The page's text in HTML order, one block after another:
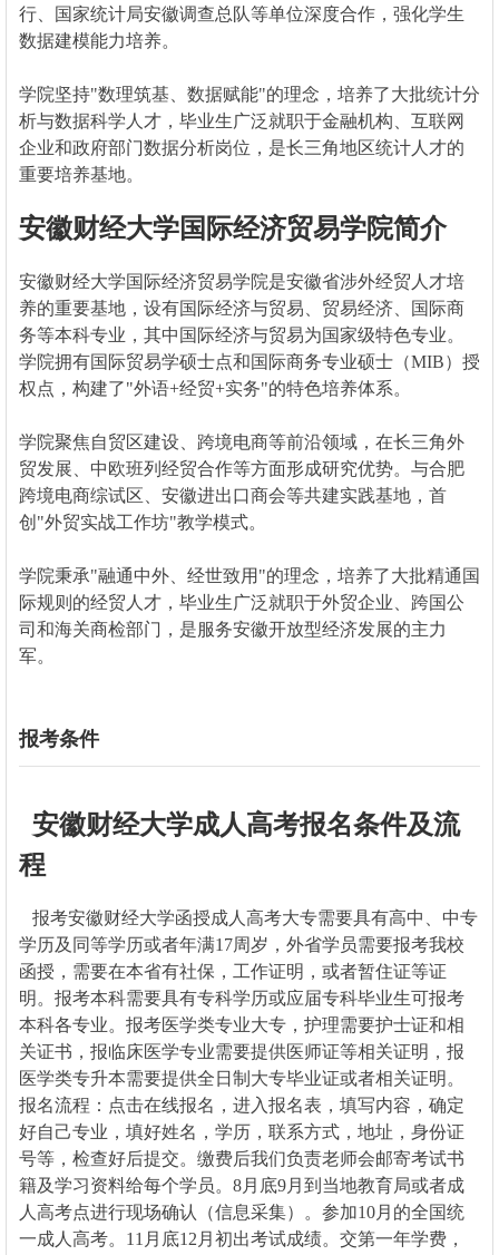
行、国家统计局安徽调查总队等单位深度合作，强化学生
数据建模能力培养。
学院坚持"数理筑基、数据赋能"的理念，培养了大批统计分
析与数据科学人才，毕业生广泛就职于金融机构、互联网
企业和政府部门数据分析岗位，是长三角地区统计人才的
重要培养基地。
安徽财经大学国际经济贸易学院简介
安徽财经大学国际经济贸易学院是安徽省涉外经贸人才培
养的重要基地，设有国际经济与贸易、贸易经济、国际商
务等本科专业，其中国际经济与贸易为国家级特色专业。
学院拥有国际贸易学硕士点和国际商务专业硕士（MIB）授
权点，构建了"外语+经贸+实务"的特色培养体系。
学院聚焦自贸区建设、跨境电商等前沿领域，在长三角外
贸发展、中欧班列经贸合作等方面形成研究优势。与合肥
跨境电商综试区、安徽进出口商会等共建实践基地，首
创"外贸实战工作坊"教学模式。
学院秉承"融通中外、经世致用"的理念，培养了大批精通国
际规则的经贸人才，毕业生广泛就职于外贸企业、跨国公
司和海关商检部门，是服务安徽开放型经济发展的主力
军。
报考条件
安徽财经大学成人高考报名条件及流
程
报考安徽财经大学函授成人高考大专需要具有高中、中专
学历及同等学历或者年满17周岁，外省学员需要报考我校
函授，需要在本省有社保，工作证明，或者暂住证等证
明。报考本科需要具有专科学历或应届专科毕业生可报考
本科各专业。报考医学类专业大专，护理需要护士证和相
关证书，报临床医学专业需要提供医师证等相关证明，报
医学类专升本需要提供全日制大专毕业证或者相关证明。
报名流程：点击在线报名，进入报名表，填写内容，确定
好自己专业，填好姓名，学历，联系方式，地址，身份证
号等，检查好后提交。缴费后我们负责老师会邮寄考试书
籍及学习资料给每个学员。8月底9月到当地教育局或者成
人高考点进行现场确认（信息采集）。参加10月的全国统
一成人高考。11月底12月初出考试成绩。交第一年学费，